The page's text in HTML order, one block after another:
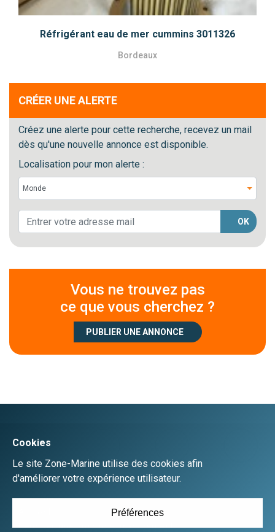
Réfrigérant eau de mer cummins 3011326
Bordeaux
CRÉER UNE ALERTE
Créez une alerte pour cette recherche, recevez un mail
dès qu'une nouvelle annonce est disponible.
Localisation pour mon alerte :
OK
Vous ne trouvez pas
ce que vous cherchez ?
PUBLIER UNE ANNONCE
Créer un compte
Se connecter
Déposer une annonce gratuitement